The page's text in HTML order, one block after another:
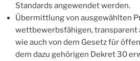
Standards angewendet werden.
Übermittlung von ausgewählten
wettbewerbsfähigen, transparent
wie auch von dem Gesetz für
dem dazu gehörigen Dekret 30